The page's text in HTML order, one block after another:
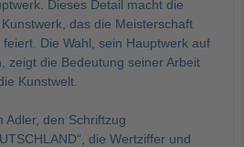
Dieses Detail macht die
das die Meisterschaft
Die Wahl, sein Hauptwerk auf
zeigt die Bedeutung seiner Arbeit
Kunstwelt.
Adler, den Schriftzug
die Wertziffer und